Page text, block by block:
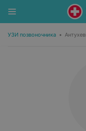
УЗИ позвоночника •